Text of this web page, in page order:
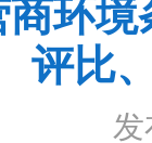
商环
评比